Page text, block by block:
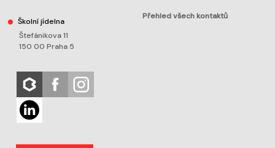
Školní jídelna
Štefánikova 11
150 00 Praha 5
Přehled všech kontaktů